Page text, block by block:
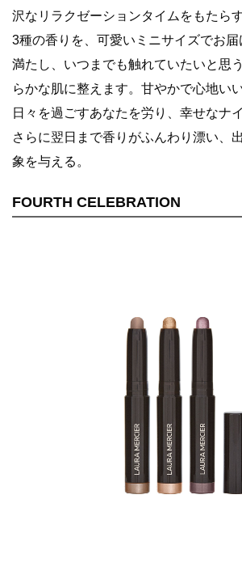
沢なリラクゼーションタイムをもたら
3種の香りを、可愛いミニサイズでお
満たし、いつまでも触れていたいと思
らかな肌に整えます。甘やかで心地い
日々を過ごすあなたを労り、幸せなナ
さらに翌日まで香りがふんわり漂い、
象を与える。
FOURTH CELEBRATION